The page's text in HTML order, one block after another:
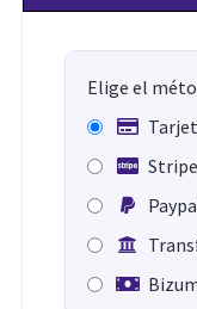
Elige el